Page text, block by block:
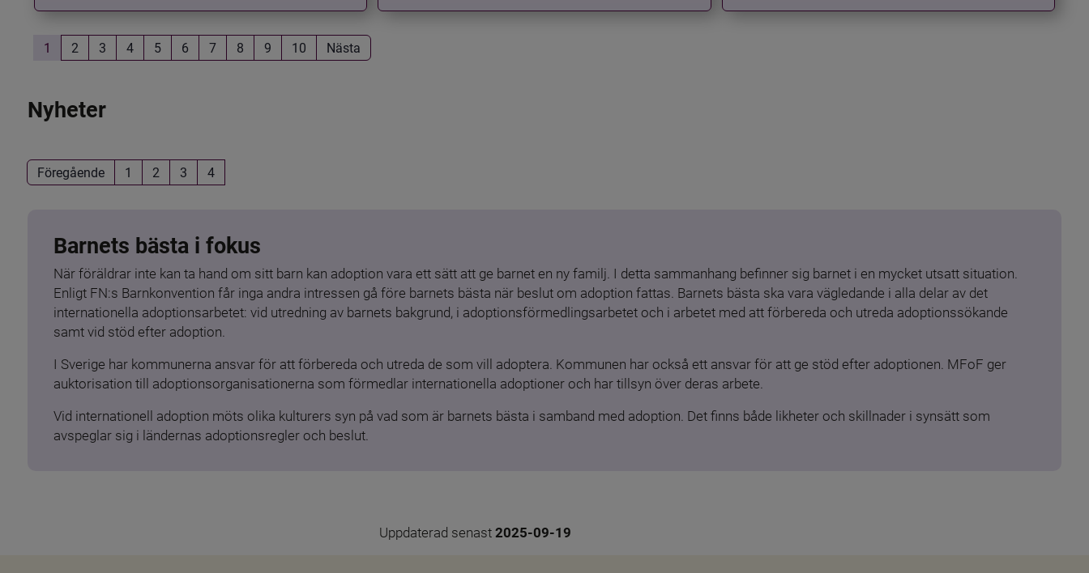
1 2 3 4 5 6 7 8 9 10 Nästa
Nyheter
Föregående 1 2 3 4
Barnets bästa i fokus
När föräldrar inte kan ta hand om sitt barn kan adoption vara ett sätt att ge barnet en ny familj. I detta sammanhang befinner sig barnet i en mycket utsatt situation.
Enligt FN:s Barnkonvention får inga andra intressen gå före barnets bästa när beslut om adoption fattas. Barnets bästa ska vara vägledande i alla delar av det
internationella adoptionsarbetet: vid utredning av barnets bakgrund, i adoptionsförmedlingsarbetet och i arbetet med att förbereda och utreda adoptionssökande
samt vid stöd efter adoption.
I Sverige har kommunerna ansvar för att förbereda och utreda de som vill adoptera. Kommunen har också ett ansvar för att ge stöd efter adoptionen. MFoF ger
auktorisation till adoptionsorganisationerna som förmedlar internationella adoptioner och har tillsyn över deras arbete.
Vid internationell adoption möts olika kulturers syn på vad som är barnets bästa i samband med adoption. Det finns både likheter och skillnader i synsätt som
avspeglar sig i ländernas adoptionsregler och beslut.
Uppdaterad senast 2025-09-19